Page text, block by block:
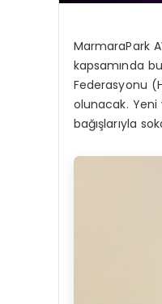
MarmaraPark
kapsamında
Federasyonu
olunacak. Yeni
bağışlarıyla